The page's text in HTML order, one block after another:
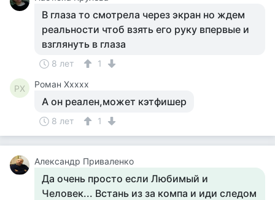
В глаза то смотрела через экран но ждем
реальности чтоб взять его руку впервые и
взглянуть в глаза
8 лет 1
РХ Роман Ххххх
А он реален,может кэтфишер
8 лет 1
Александр Приваленко
Да очень просто если Любимый и
Человек... Встань из за компа и иди следом